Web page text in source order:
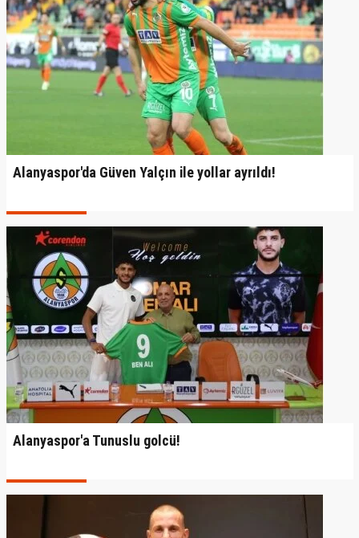
Alanyaspor'da Güven Yalçın ile yollar ayrıldı!
Alanyaspor'a Tunuslu golcü!